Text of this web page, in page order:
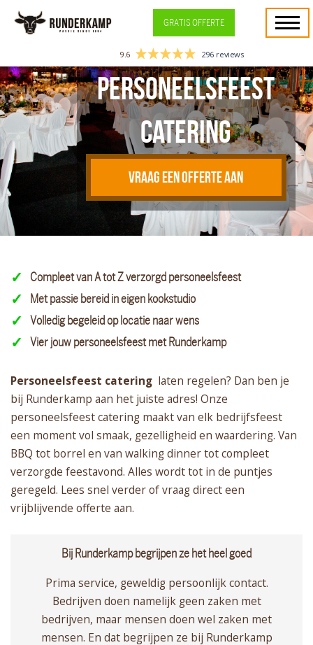
GRATIS OFFERTE
9.6 296 reviews
Personeelsfeest
catering
VRAAG EEN OFFERTE AAN
Compleet van A tot Z verzorgd personeelsfeest
Met passie bereid in eigen kookstudio
Volledig begeleid op locatie naar wens
Vier jouw personeelsfeest met Runderkamp
Personeelsfeest catering laten regelen? Dan ben je
bij Runderkamp aan het juiste adres! Onze
personeelsfeest catering maakt van elk bedrijfsfeest
een moment vol smaak, gezelligheid en waardering. Van
BBQ tot borrel en van walking dinner tot compleet
verzorgde feestavond. Alles wordt tot in de puntjes
geregeld. Lees snel verder of vraag direct een
vrijblijvende offerte aan.
Bij Runderkamp begrijpen ze het heel goed
Prima service, geweldig persoonlijk contact.
Bedrijven doen namelijk geen zaken met
bedrijven, maar mensen doen wel zaken met
mensen. En dat begrijpen ze bij Runderkamp